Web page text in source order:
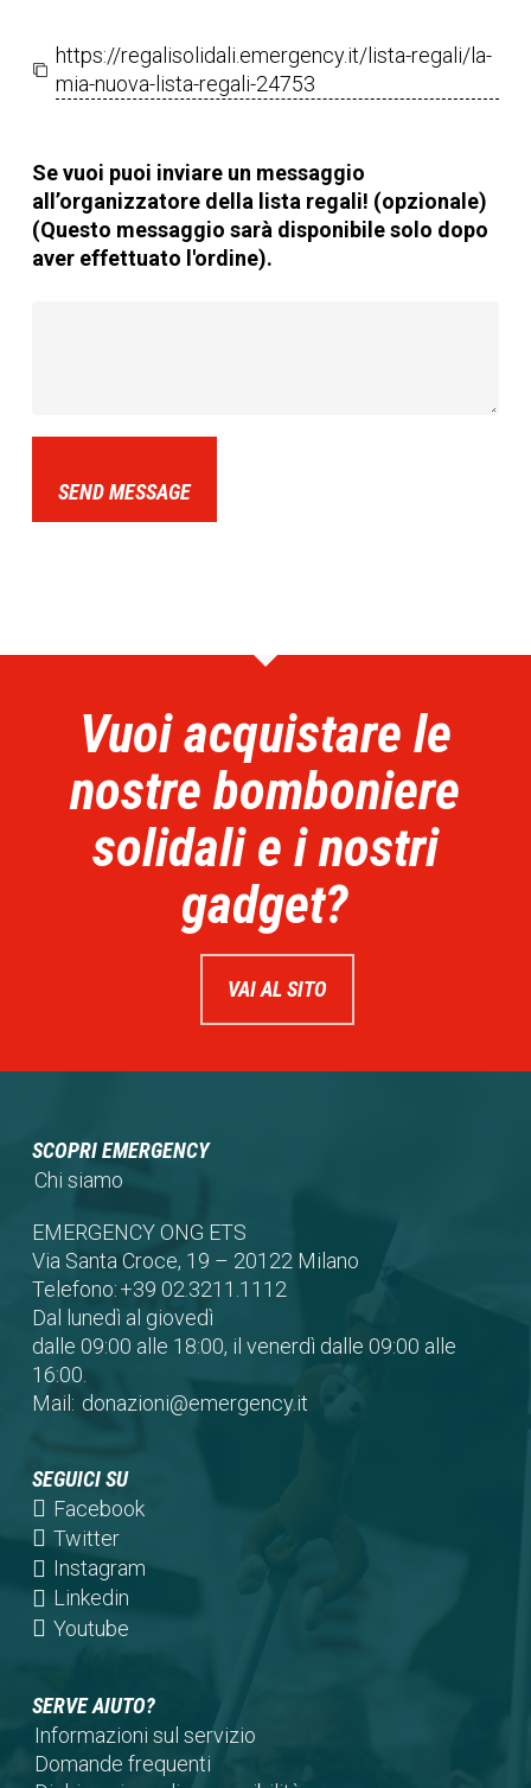
https://regalisolidali.emergency.it/lista-regali/la-
mia-nuova-lista-regali-24753
Se vuoi puoi inviare un messaggio
all’organizzatore della lista regali! (opzionale)
(Questo messaggio sarà disponibile solo dopo
aver effettuato l'ordine).
SEND MESSAGE
Vuoi acquistare le
nostre bomboniere
solidali e i nostri
gadget?
VAI AL SITO
SCOPRI EMERGENCY
Chi siamo
EMERGENCY ONG ETS
Via Santa Croce, 19 – 20122 Milano
Telefono:+39 02.3211.1112
Dal lunedì al giovedì
dalle 09:00 alle 18:00, il venerdì dalle 09:00 alle
16:00.
Mail: donazioni@emergency.it
SEGUICI SU
Facebook(opens
a
Twitter(opens
in
a
new
Instagram(opens
Linkedin(opens
in
tab)
Youtube(opens
new
tab)
SERVE AIUTO?
Informazioni sul servizio
Domande frequenti